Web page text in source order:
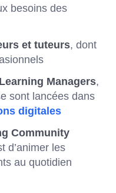
besoins des
et tuteurs, dont
Managers,
sont lancées dans
digitales
Community
d’animer les
au quotidien